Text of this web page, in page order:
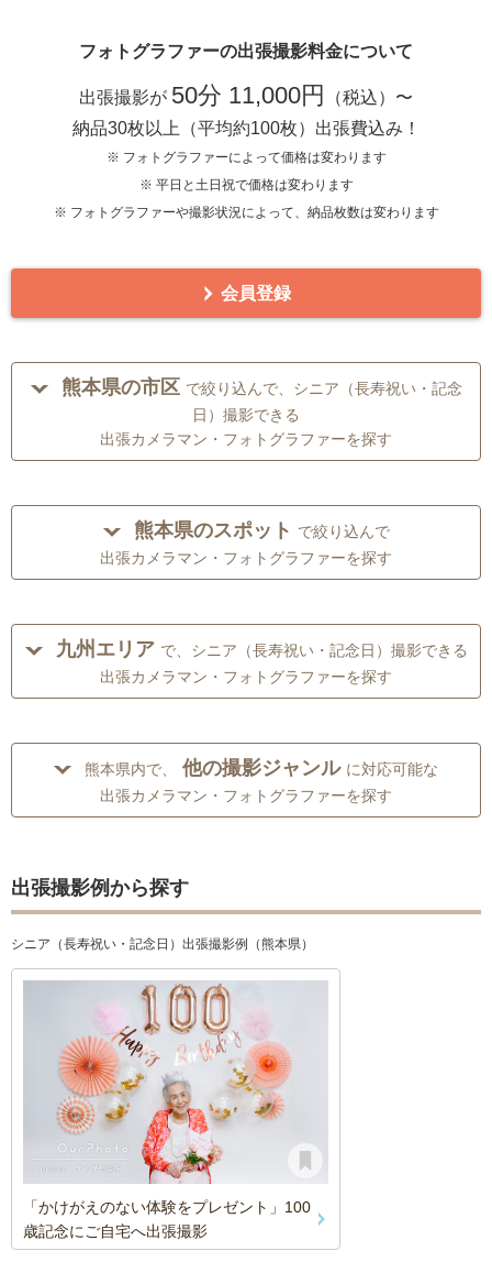
フォトグラファーの出張撮影料金について
出張撮影が 50分 11,000円
（税込）〜
納品30枚以上（平均約100枚）出張費込み！
※ フォトグラファーによって価格は変わります
※ 平日と土日祝で価格は変わります
※ フォトグラファーや撮影状況によって、納品枚数は変わります
会員登録
熊本県の市区 で絞り込んで、シニア（長寿祝い・記念
日）撮影できる
出張カメラマン・フォトグラファーを探す
熊本県のスポット で絞り込んで
出張カメラマン・フォトグラファーを探す
九州エリア で、シニア（長寿祝い・記念日）撮影できる
出張カメラマン・フォトグラファーを探す
熊本県内で、 他の撮影ジャンル に対応可能な
出張カメラマン・フォトグラファーを探す
出張撮影例から探す
シニア（長寿祝い・記念日）出張撮影例（熊本県）
「かけがえのない体験をプレゼント」100
歳記念にご自宅へ出張撮影